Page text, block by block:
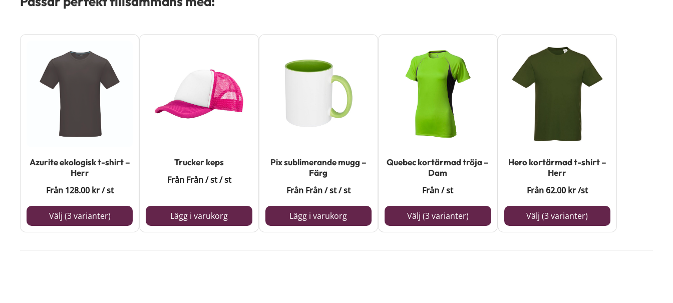
Azurite ekologisk t-shirt –
Herr
Från 128.00 kr/ st
Välj (3 varianter)
produkten
varianter.
alternativen
på
produktsidan
Trucker keps
Från Från/ st/ st
Lägg i varukorg
Pix sublimerande mugg –
Färg
Från Från/ st/ st
Lägg i varukorg
Quebec kortärmad tröja –
Dam
Från/ st
Välj (3 varianter)
Hero kortärmad t-shirt –
Herr
Från62.00 kr/st
Välj (3 varianter)
produkten
varianter.
alternativen
på
produktsidan